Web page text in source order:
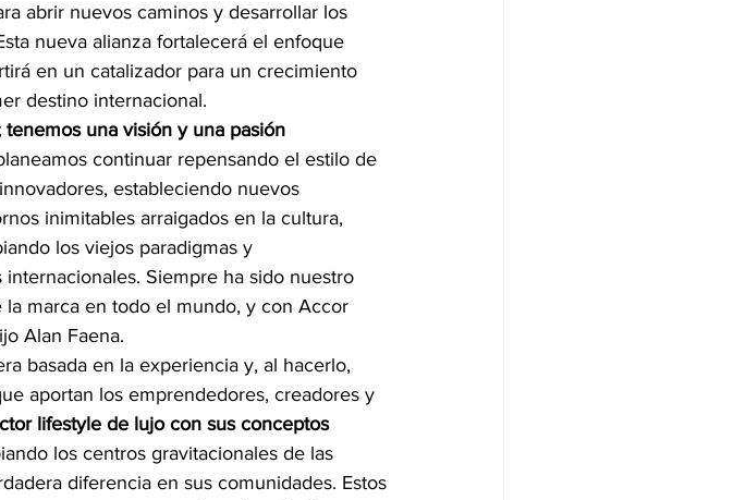
abrir nuevos caminos y desarrollar los
nueva alianza fortalecerá el enfoque
en un catalizador para un crecimiento
destino internacional.
una visión y una pasión
continuar repensando el estilo de
estableciendo nuevos
inimitables arraigados en la cultura,
los viejos paradigmas y
Siempre ha sido nuestro
marca en todo el mundo, y con Accor
Alan Faena.
aportan los emprendedores, creadores y
lifestyle de lujo con sus conceptos
los centros gravitacionales de las
diferencia en sus comunidades. Estos